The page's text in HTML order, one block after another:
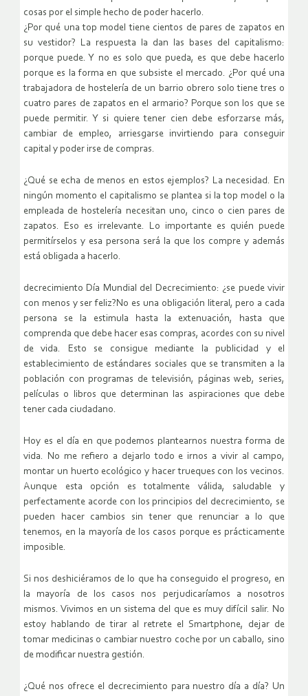
cosas por el simple hecho de poder hacerlo.
¿Por qué una top model tiene cientos de pares de zapatos en
su vestidor? La respuesta la dan las bases del capitalismo:
porque puede. Y no es solo que pueda, es que debe hacerlo
porque es la forma en que subsiste el mercado. ¿Por qué una
trabajadora de hostelería de un barrio obrero solo tiene tres o
cuatro pares de zapatos en el armario? Porque son los que se
puede permitir. Y si quiere tener cien debe esforzarse más,
cambiar de empleo, arriesgarse invirtiendo para conseguir
capital y poder irse de compras.
¿Qué se echa de menos en estos ejemplos? La necesidad. En
ningún momento el capitalismo se plantea si la top model o la
empleada de hostelería necesitan uno, cinco o cien pares de
zapatos. Eso es irrelevante. Lo importante es quién puede
permitírselos y esa persona será la que los compre y además
está obligada a hacerlo.
decrecimiento Día Mundial del Decrecimiento: ¿se puede vivir
con menos y ser feliz?No es una obligación literal, pero a cada
persona se la estimula hasta la extenuación, hasta que
comprenda que debe hacer esas compras, acordes con su nivel
de vida. Esto se consigue mediante la publicidad y el
establecimiento de estándares sociales que se transmiten a la
población con programas de televisión, páginas web, series,
películas o libros que determinan las aspiraciones que debe
tener cada ciudadano.
Hoy es el día en que podemos plantearnos nuestra forma de
vida. No me refiero a dejarlo todo e irnos a vivir al campo,
montar un huerto ecológico y hacer trueques con los vecinos.
Aunque esta opción es totalmente válida, saludable y
perfectamente acorde con los principios del decrecimiento, se
pueden hacer cambios sin tener que renunciar a lo que
tenemos, en la mayoría de los casos porque es prácticamente
imposible.
Si nos deshiciéramos de lo que ha conseguido el progreso, en
la mayoría de los casos nos perjudicaríamos a nosotros
mismos. Vivimos en un sistema del que es muy difícil salir. No
estoy hablando de tirar al retrete el Smartphone, dejar de
tomar medicinas o cambiar nuestro coche por un caballo, sino
de modificar nuestra gestión.
¿Qué nos ofrece el decrecimiento para nuestro día a día? Un